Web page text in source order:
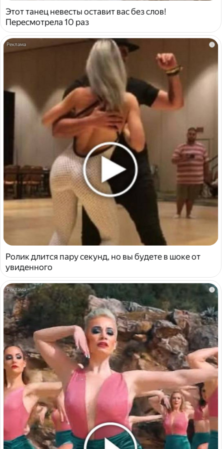
Этот танец невесты оставит вас без слов!
Пересмотрела 10 раз
i
Ролик длится пару секунд, но вы будете в шоке от
увиденного
i